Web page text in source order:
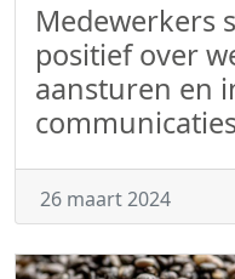
Medewerkers
positief over
aansturen en
26 maart 2024